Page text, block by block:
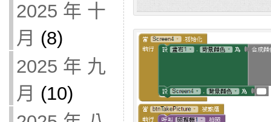
2025 年 十
月 (8)
2025 年 九
月 (10)